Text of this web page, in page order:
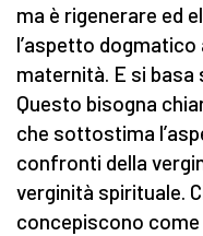
ma è rigenerare ed
l’aspetto dogmatico
maternità. E si basa
Questo bisogna
che sottostima
confronti della
verginità spirituale.
concepiscono